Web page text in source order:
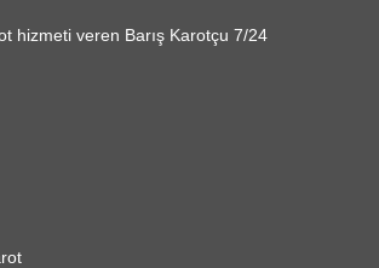
hizmeti veren Barış Karotçu 7/24